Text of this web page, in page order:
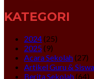
KATEGORI
2024(25)
2025(9)
Acara Sekolah(27)
Artikel Guru & Siswa
Berita Sekolah(64)